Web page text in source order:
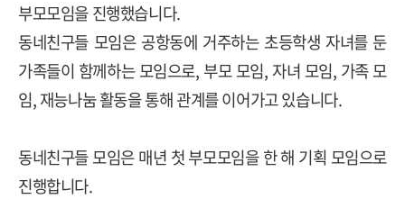
부모모임을 진행했습니다.
동네친구들 모임은 공항동에 거주하는 초등학생 자녀를 둔
가족들이 함께하는 모임으로, 부모 모임, 자녀 모임, 가족 모
임, 재능나눔 활동을 통해 관계를 이어가고 있습니다.
동네친구들 모임은 매년 첫 부모모임을 한 해 기획 모임으로
진행합니다.